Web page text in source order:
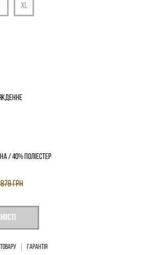
/ 40% поліестер
грн
Гарантія